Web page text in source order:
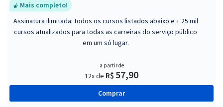
Mais completo!
Assinatura ilimitada: todos os cursos listados abaixo e + 25 mil
cursos atualizados para todas as carreiras do serviço público
em um só lugar.
a partir de
12x de R$ 57,90
Comprar